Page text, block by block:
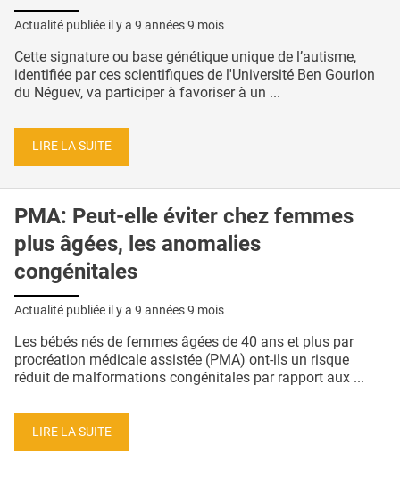
Actualité publiée il y a 9 années 9 mois
Cette signature ou base génétique unique de l’autisme,
identifiée par ces scientifiques de l'Université Ben Gourion
du Néguev, va participer à favoriser à un ...
LIRE LA SUITE
PMA: Peut-elle éviter chez femmes
plus âgées, les anomalies
congénitales
Actualité publiée il y a 9 années 9 mois
Les bébés nés de femmes âgées de 40 ans et plus par
procréation médicale assistée (PMA) ont-ils un risque
réduit de malformations congénitales par rapport aux ...
LIRE LA SUITE